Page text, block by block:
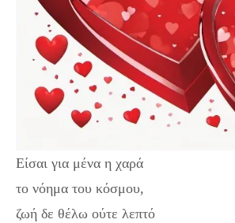
Είσαι για μένα η χαρά
το νόημα του κόσμου,
ζωή δε θέλω ούτε λεπτό